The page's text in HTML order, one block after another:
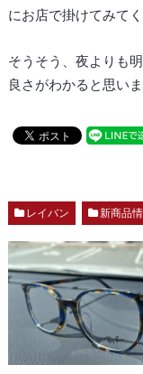
にお店で掛けてみてく
そうそう、夜よりも
良さがわかると思いま
レイバン 新商品